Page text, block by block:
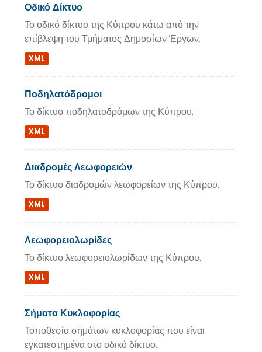
Οδικό Δίκτυο
Το οδικό δίκτυο της Κύπρου κάτω από την
επίβλεψη του Τμήματος Δημοσίων Έργων.
XML
Ποδηλατόδρομοι
Το δίκτυο ποδηλατοδρόμων της Κύπρου.
XML
Διαδρομές Λεωφορειών
Το δίκτυο διαδρομών λεωφορείων της Κύπρου.
XML
Λεωφορειολωρίδες
Το δίκτυο λεωφορειολωρίδων της Κύπρου.
XML
Σήματα Κυκλοφορίας
Τοποθεσία σημάτων κυκλοφορίας που είναι
εγκατεστημένα στο οδικό δίκτυο.